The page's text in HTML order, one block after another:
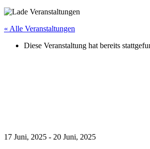
« Alle Veranstaltungen
Diese Veranstaltung hat bereits
17 Juni, 2025 - 20 Juni, 2025